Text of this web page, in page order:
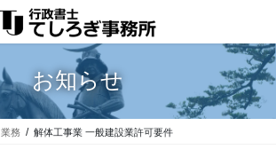
お知らせ
業務 解体工事業 一般建設業許可要件